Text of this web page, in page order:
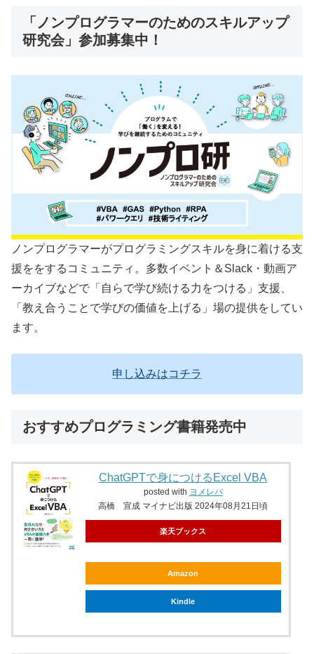
「ノンプログラマーのためのスキルアップ
研究会」参加募集中！
ノンプログラマーがプログラミングスキルを身に着ける支
援ををするコミュニティ。多数イベント＆Slack・動画ア
ーカイブなどで「自らで学び続ける力をつける」支援、
「教え合うことで学びの価値を上げる」場の提供をしてい
ます。
申し込みはコチラ
おすすめプログラミング書籍発売中
ChatGPTで身につけるExcel VBA
posted with ヨメレバ
高橋 宣成 マイナビ出版 2024年08月21日頃
楽天ブックス
Amazon
Kindle